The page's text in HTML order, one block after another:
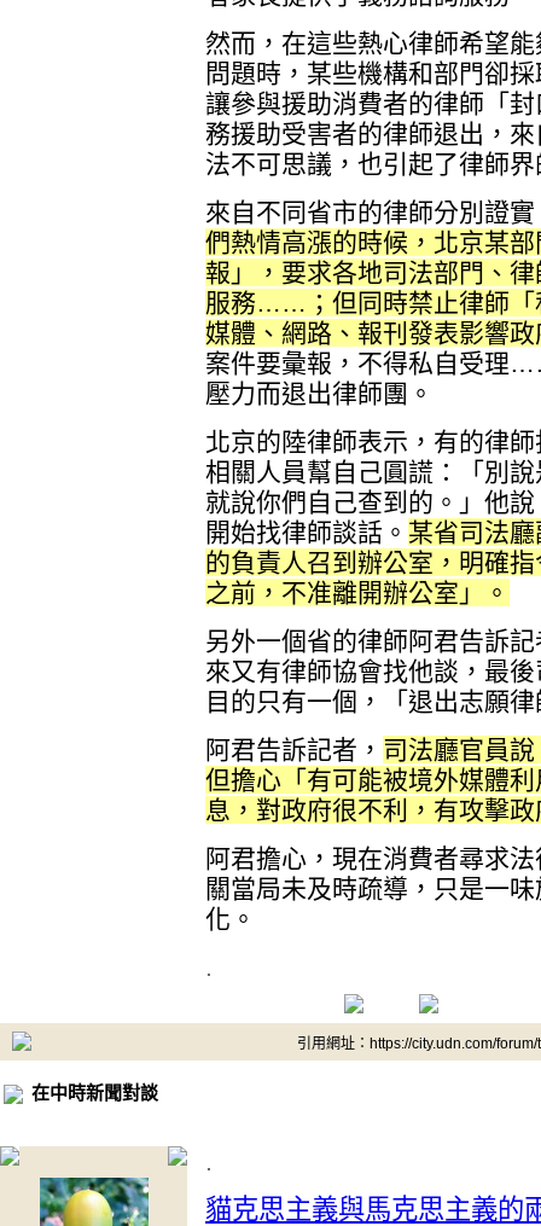
然而，在這些熱心律師希望
問題時，某些機構和部門卻
讓參與援助消費者的律師「
務援助受害者的律師退出，
法不可思議，也引起了律師
來自不同省市的律師分別證實
們熱情高漲的時候，北京某
報」，要求各地司法部門、
服務……；但同時禁止律師「
媒體、網路、報刊發表影響
案件要彙報，不得私自受理
壓力而退出律師團。
北京的陸律師表示，有的律
相關人員幫自己圓謊：「別
就說你們自己查到的。」他
開始找律師談話。 某省司法
的負責人召到辦公室，明確
之前，不准離開辦公室」。
另外一個省的律師阿君告訴
來又有律師協會找他談，最
目的只有一個，「退出志願
阿君告訴記者， 司法廳官員
但擔心「有可能被境外媒體
息，對政府很不利，有攻擊
阿君擔心，現在消費者尋求
關當局未及時疏導，只是一
化。
.
引用網址：https://city.udn.com/
在中時新聞對談
.
貓克思主義與馬克思主義的